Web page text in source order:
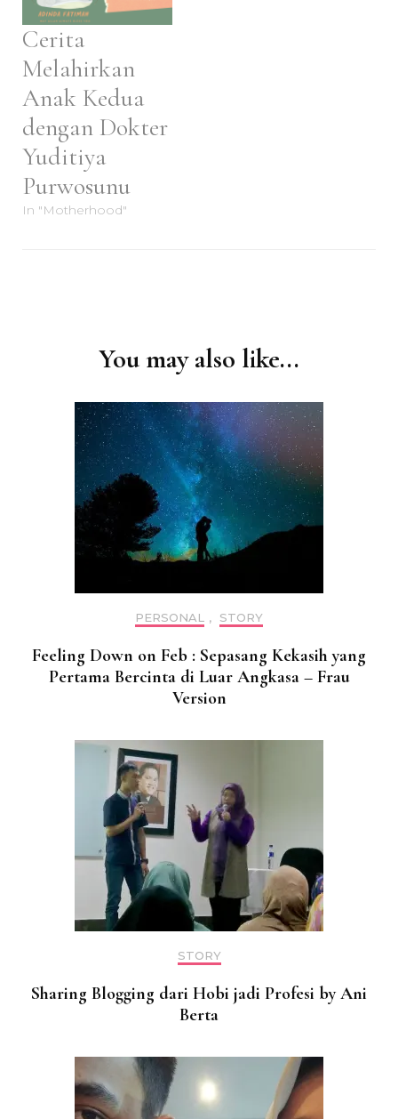
Cerita
Melahirkan
Anak Kedua
dengan Dokter
Yuditiya
Purwosunu
In "Motherhood"
You may also like...
PERSONAL , STORY
Feeling Down on Feb : Sepasang Kekasih yang
Pertama Bercinta di Luar Angkasa – Frau
Version
STORY
Sharing Blogging dari Hobi jadi Profesi by Ani
Berta